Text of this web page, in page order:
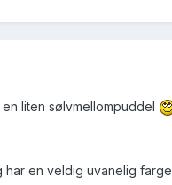
liten sølvmellompuddel
har en veldig uvanelig farge